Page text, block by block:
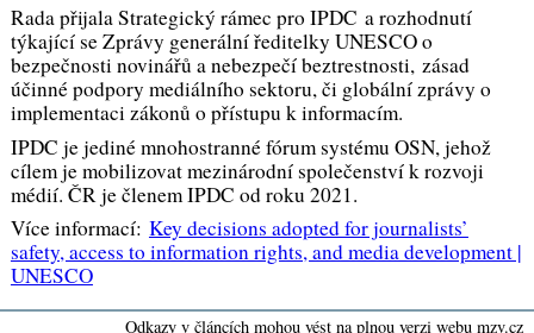
Rada přijala Strategický rámec pro IPDC a rozhodnutí
týkající se Zprávy generální ředitelky UNESCO o
bezpečnosti novinářů a nebezpečí beztrestnosti, zásad
účinné podpory mediálního sektoru, či globální zprávy o
implementaci zákonů o přístupu k informacím.
IPDC je jediné mnohostranné fórum systému OSN, jehož
cílem je mobilizovat mezinárodní společenství k rozvoji
médií. ČR je členem IPDC od roku 2021.
Více informací: Key decisions adopted for journalists’
safety, access to information rights, and media development |
UNESCO
Odkazy v článcích mohou vést na plnou verzi webu mzv.cz